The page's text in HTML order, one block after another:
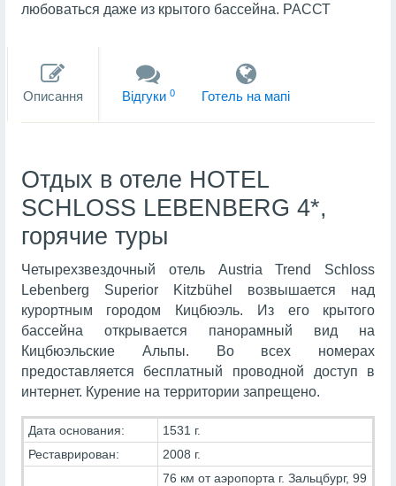
любоваться даже из крытого бассейна. РАССТ
Описання Вiдгуки 0 Готель на мапi
Отдых в отеле HOTEL
SCHLOSS LEBENBERG 4*,
горячие туры
Четырехзвездочный отель Austria Trend Schloss
Lebenberg Superior Kitzbühel возвышается над
курортным городом Кицбюэль. Из его крытого
бассейна открывается панорамный вид на
Кицбюэльские Альпы. Во всех номерах
предоставляется бесплатный проводной доступ в
интернет. Курение на территории запрещено.
Дата основания:
1531 г.
Реставрирован:
2008 г.
76 км от аэропорта г. Зальцбург, 99